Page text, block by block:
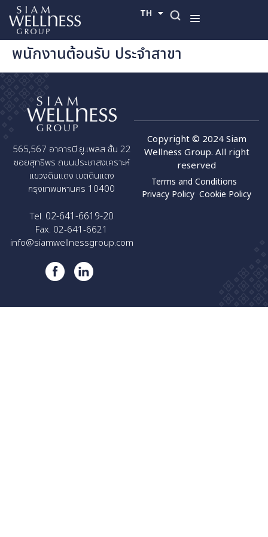
TH
EN
พนักงานต้อนรับ ประจำสาขา
565,567 อาคารบี.ยู.เพลส ชั้น 22
ซอยสุทธิพร ถนนประชาสงเคราะห์
แขวงดินแดง เขตดินแดง
กรุงเทพมหานคร 10400
Tel. 02-641-6619-20
Fax. 02-641-6621
info@siamwellnessgroup.com
Copyright © 2024 Siam
Wellness Group. All right
reserved
Terms and Conditions
Privacy Policy Cookie Policy